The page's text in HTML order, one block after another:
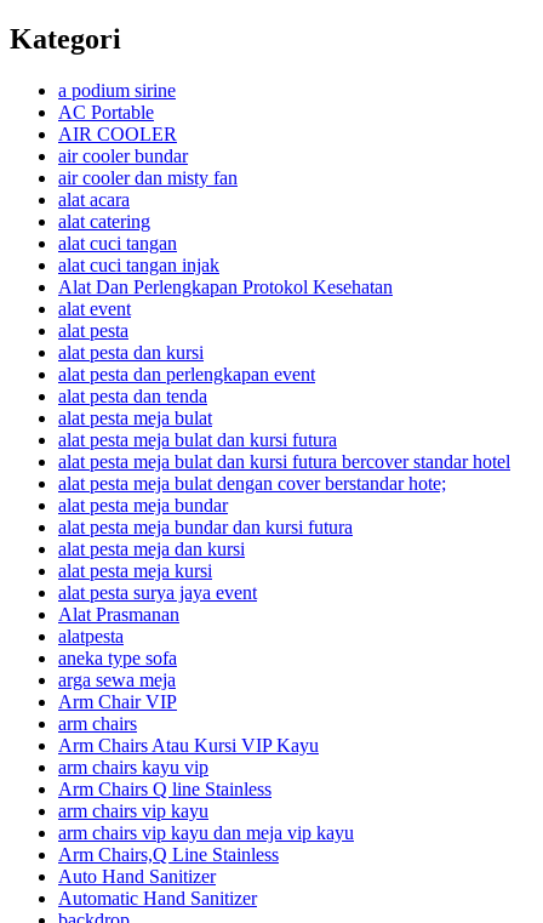
Kategori
a podium sirine
AC Portable
AIR COOLER
air cooler bundar
air cooler dan misty fan
alat acara
alat catering
alat cuci tangan
alat cuci tangan injak
Alat Dan Perlengkapan Protokol Kesehatan
alat event
alat pesta
alat pesta dan kursi
alat pesta dan perlengkapan event
alat pesta dan tenda
alat pesta meja bulat
alat pesta meja bulat dan kursi futura
alat pesta meja bulat dan kursi futura bercover standar hotel
alat pesta meja bulat dengan cover berstandar hote;
alat pesta meja bundar
alat pesta meja bundar dan kursi futura
alat pesta meja dan kursi
alat pesta meja kursi
alat pesta surya jaya event
Alat Prasmanan
alatpesta
aneka type sofa
arga sewa meja
Arm Chair VIP
arm chairs
Arm Chairs Atau Kursi VIP Kayu
arm chairs kayu vip
Arm Chairs Q line Stainless
arm chairs vip kayu
arm chairs vip kayu dan meja vip kayu
Arm Chairs,Q Line Stainless
Auto Hand Sanitizer
Automatic Hand Sanitizer